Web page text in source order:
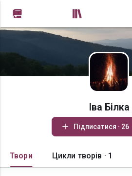
Іва Білка
Підписатися · 26
Твори Цикли творів · 1